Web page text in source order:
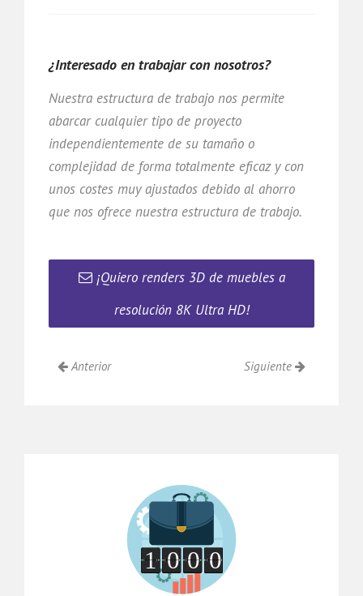
¿Interesado en trabajar con nosotros?
Nuestra estructura de trabajo nos permite
abarcar cualquier tipo de proyecto
independientemente de su tamaño o
complejidad de forma totalmente eficaz y con
unos costes muy ajustados debido al ahorro
que nos ofrece nuestra estructura de trabajo.
¡Quiero renders 3D de muebles a
resolución 8K Ultra HD!
Anterior Siguiente